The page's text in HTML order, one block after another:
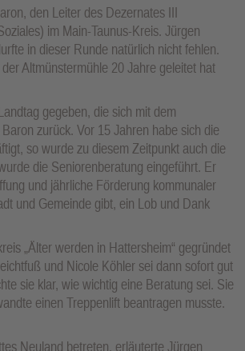
den Leiter des Dezernates III
im Main-Taunus-Kreis. Jürgen
in dieser Runde natürlich nicht fehlen.
Altmünstermühle 20 Jahre geleitet hat
gegeben, die sich mit dem
zurück. Vor 15 Jahren habe sich die
so wurde zu diesem Zeitpunkt auch die
die Seniorenberatung eingeführt. Er
und jährliche Förderung kommunaler
und Gemeinde gibt, ein Lob und Dank
„Älter werden in Hattersheim“ gegründet
und Nicole Köhler sei dann sofort gut
sie klar, wie wichtig eine Beratung sei. Sie
einen Treppenlift beantragen musste.
Neuland betreten, erläuterte Jürgen